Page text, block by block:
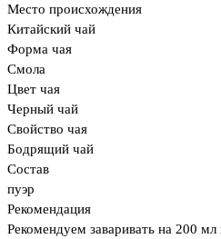
Место происхождения
Китайский чай
Форма чая
Смола
Цвет чая
Черный чай
Свойство чая
Бодрящий чай
Состав
пуэр
Рекомендация
Рекомендуем заваривать на 200